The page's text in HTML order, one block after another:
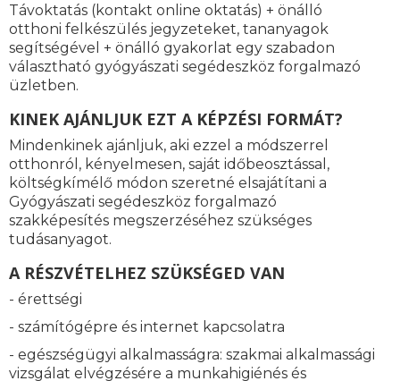
Távoktatás (kontakt online oktatás) + önálló
otthoni felkészülés jegyzeteket, tananyagok
segítségével + önálló gyakorlat egy szabadon
választható gyógyászati segédeszköz forgalmazó
üzletben.
KINEK AJÁNLJUK EZT A KÉPZÉSI FORMÁT?
Mindenkinek ajánljuk, aki ezzel a módszerrel
otthonról, kényelmesen, saját időbeosztással,
költségkímélő módon szeretné elsajátítani a
Gyógyászati segédeszköz forgalmazó
szakképesítés megszerzéséhez szükséges
tudásanyagot.
A RÉSZVÉTELHEZ SZÜKSÉGED VAN
- érettségi
- számítógépre és internet kapcsolatra
- egészségügyi alkalmasságra: szakmai alkalmassági
vizsgálat elvégzésére a munkahigiénés és